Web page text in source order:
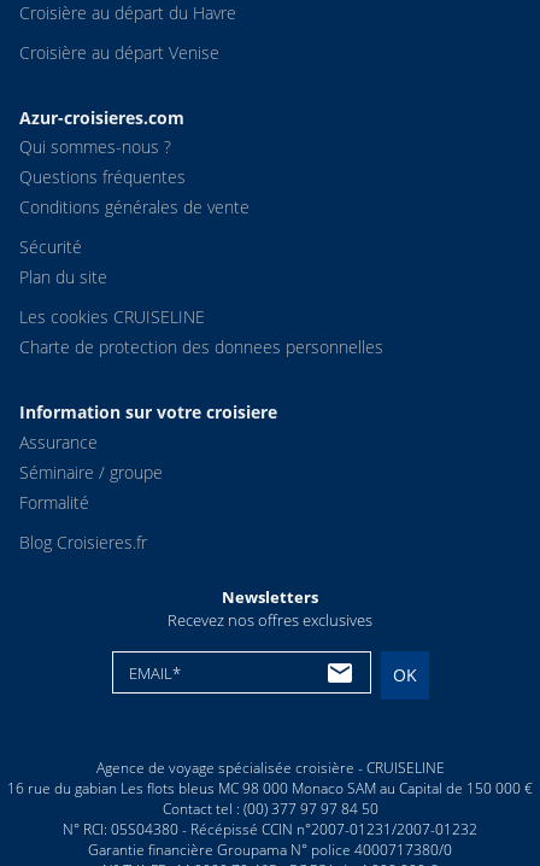
Croisière au départ du Havre
Croisière au départ Venise
Azur-croisieres.com
Qui sommes-nous ?
Questions fréquentes
Conditions générales de vente
Sécurité
Plan du site
Les cookies CRUISELINE
Charte de protection des donnees personnelles
Information sur votre croisiere
Assurance
Séminaire / groupe
Formalité
Blog Croisieres.fr
Newsletters
Recevez nos offres exclusives
EMAIL* OK
Agence de voyage spécialisée croisière - CRUISELINE
16 rue du gabian Les flots bleus MC 98 000 Monaco SAM au Capital de 150 000 €
Contact tel : (00) 377 97 97 84 50
N° RCI: 05S04380 - Récépissé CCIN n°2007-01231/2007-01232
Garantie financière Groupama N° police 4000717380/0